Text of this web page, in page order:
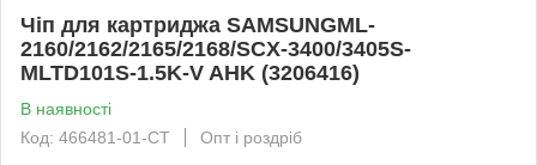
Чіп для картриджа SAMSUNGML-
2160/2162/2165/2168/SCX-3400/3405S-
MLTD101S-1.5K-V AHK (3206416)
В наявності
Код: 466481-01-СТ
Опт і роздріб